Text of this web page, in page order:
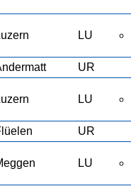
LU
UR
LU
UR
LU